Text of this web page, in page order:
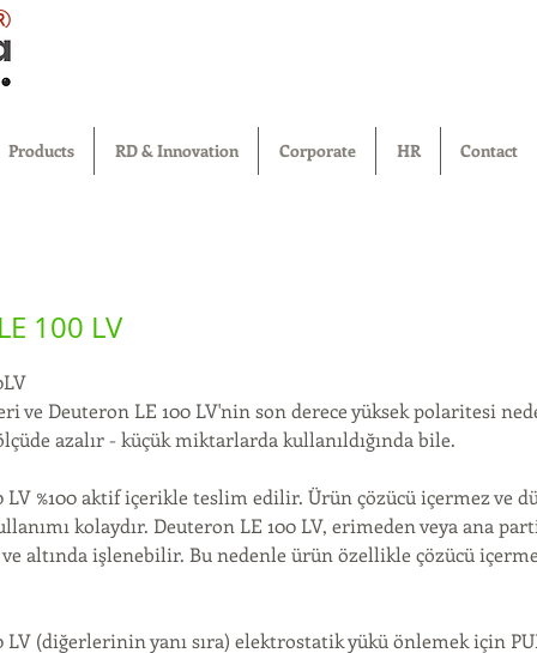
Products RD & Innovation Corporate HR Contact
100 LV
ve Deuteron LE 100 LV'nin son derece yüksek polaritesi
azalır - küçük miktarlarda kullanıldığında bile.
LV %100 aktif içerikle teslim edilir. Ürün çözücü içermez ve
kolaydır. Deuteron LE 100 LV, erimeden veya ana
ve altında işlenebilir. Bu nedenle ürün özellikle çözücü
LV (diğerlerinin yanı sıra) elektrostatik yükü önlemek için